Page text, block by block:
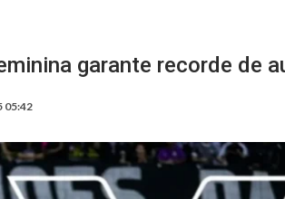
garante recorde de
05:42